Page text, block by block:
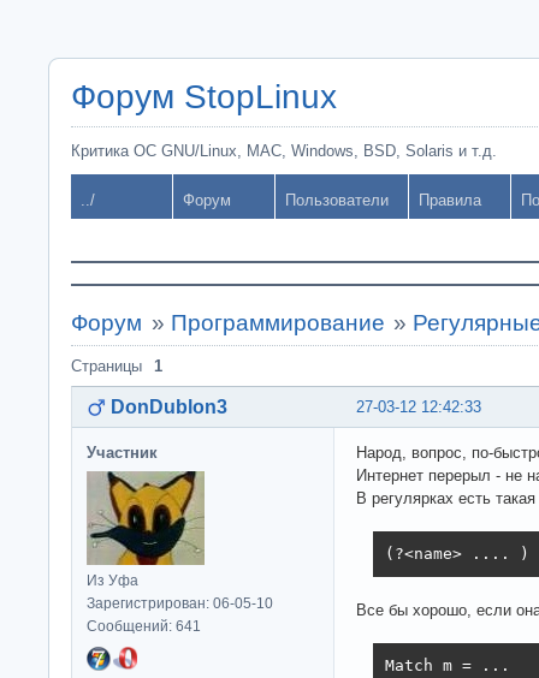
Форум StopLinux
Критика ОС GNU/Linux, MAC, Windows, BSD, Solaris и т.д.
../ Форум Пользователи Правила
Форум » Программирование »
Страницы 1
27-03-12 12:42:33
DonDublon3
Участник
Из Уфа
Зарегистрирован: 06-05-10
Сообщений: 641
Народ, вопрос, по-
Интернет перерыл - не
В регулярках есть
(?<name> .... )
Все бы хорошо, если
Match m = ...